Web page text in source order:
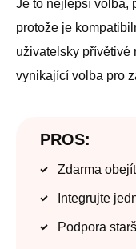
Je to nejlepší volba,
protože je
uživatelsky přívětivé
vynikající volba pro
PROS:
Zdarma
Integrujte
Podpora